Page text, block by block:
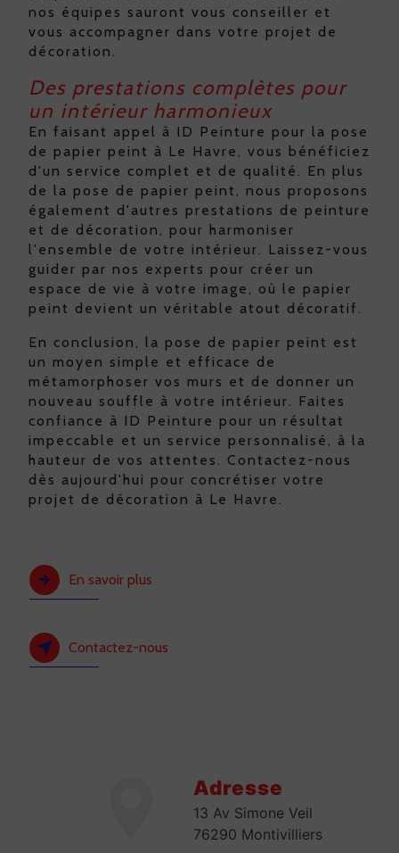
nos équipes sauront vous conseiller et
vous accompagner dans votre projet de
décoration.
Des prestations complètes pour
un intérieur harmonieux
En faisant appel à ID Peinture pour la pose
de papier peint à Le Havre, vous bénéficiez
d'un service complet et de qualité. En plus
de la pose de papier peint, nous proposons
également d'autres prestations de peinture
et de décoration, pour harmoniser
l'ensemble de votre intérieur. Laissez-vous
guider par nos experts pour créer un
espace de vie à votre image, où le papier
peint devient un véritable atout décoratif.
En conclusion, la pose de papier peint est
un moyen simple et efficace de
métamorphoser vos murs et de donner un
nouveau souffle à votre intérieur. Faites
confiance à ID Peinture pour un résultat
impeccable et un service personnalisé, à la
hauteur de vos attentes. Contactez-nous
dès aujourd'hui pour concrétiser votre
projet de décoration à Le Havre.
En savoir plus
Contactez-nous
Adresse
13 Av Simone Veil
76290 Montivilliers